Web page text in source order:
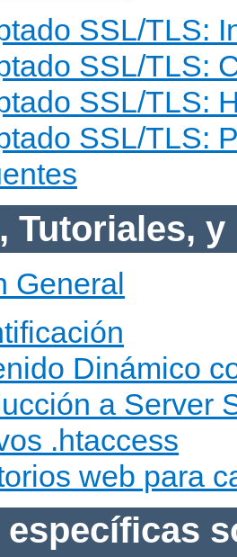
SSL/TLS:
SSL/TLS:
SSL/TLS:
SSL/TLS:
Tutoriales, y
General
Dinámico
a Server
.htaccess
web para
específicas